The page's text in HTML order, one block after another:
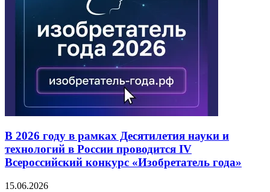
В 2026 году в рамках Десятилетия науки и
технологий в России проводится IV
Всероссийский конкурс «Изобретатель года»
15.06.2026